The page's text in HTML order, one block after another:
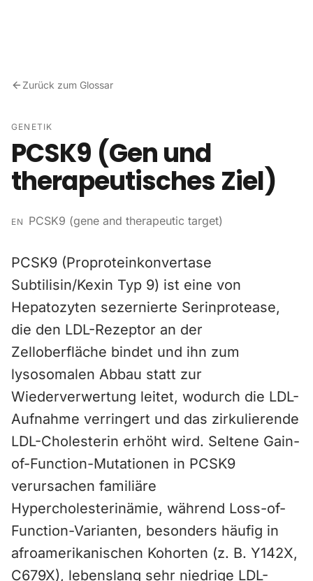
Zurück zum Glossar
GENETIK
PCSK9 (Gen und
therapeutisches Ziel)
EN PCSK9 (gene and therapeutic target)
PCSK9 (Proproteinkonvertase
Subtilisin/Kexin Typ 9) ist eine von
Hepatozyten sezernierte Serinprotease,
die den LDL-Rezeptor an der
Zelloberfläche bindet und ihn zum
lysosomalen Abbau statt zur
Wiederverwertung leitet, wodurch die LDL-
Aufnahme verringert und das zirkulierende
LDL-Cholesterin erhöht wird. Seltene Gain-
of-Function-Mutationen in PCSK9
verursachen familiäre
Hypercholesterinämie, während Loss-of-
Function-Varianten, besonders häufig in
afroamerikanischen Kohorten (z. B. Y142X,
C679X), lebenslang sehr niedrige LDL-